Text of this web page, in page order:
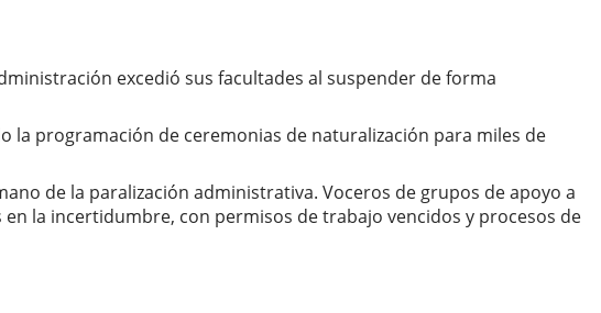
excedió sus facultades al suspender de forma
la programación de ceremonias de naturalización para miles de
de la paralización administrativa. Voceros de grupos de apoyo a
la incertidumbre, con permisos de trabajo vencidos y procesos de